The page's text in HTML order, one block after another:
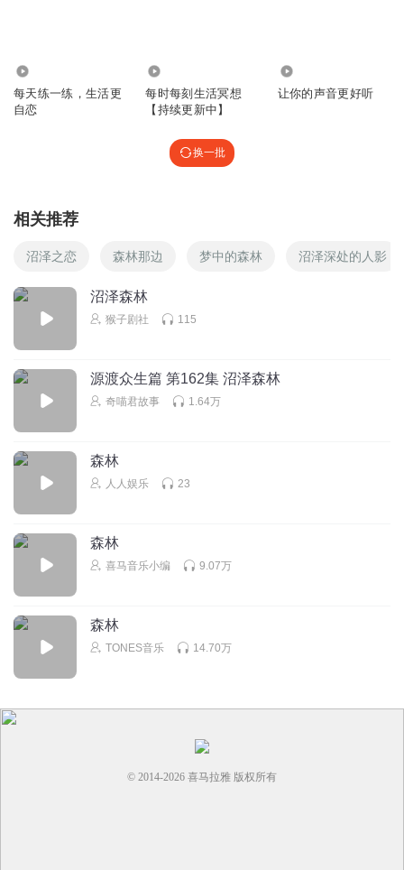
每天练一练，生活更
自恋
每时每刻生活冥想
【持续更新中】
让你的声音更好听
换一批
相关推荐
沼泽之恋 森林那边 梦中的森林 沼泽深处的人影
沼泽森林
猴子剧社 115
源渡众生篇 第162集 沼泽森林
奇喵君故事 1.64万
森林
人人娱乐 23
森林
喜马音乐小编 9.07万
森林
TONES音乐 14.70万
© 2014-2026 喜马拉雅 版权所有